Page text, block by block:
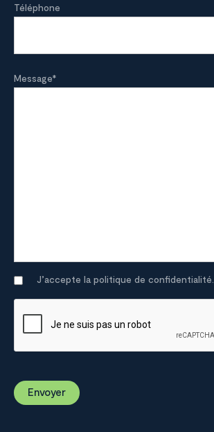
Téléphone
Message*
J’accepte la politique de confidentialité.